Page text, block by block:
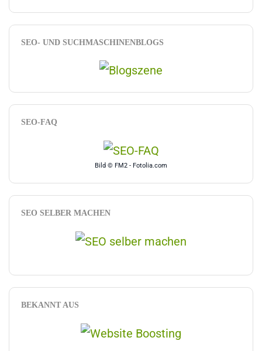
SEO- UND SUCHMASCHINENBLOGS
SEO-FAQ
Bild © FM2 - Fotolia.com
SEO SELBER MACHEN
BEKANNT AUS